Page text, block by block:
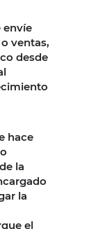
envíe
o ventas,
desde
hace
la
la
el